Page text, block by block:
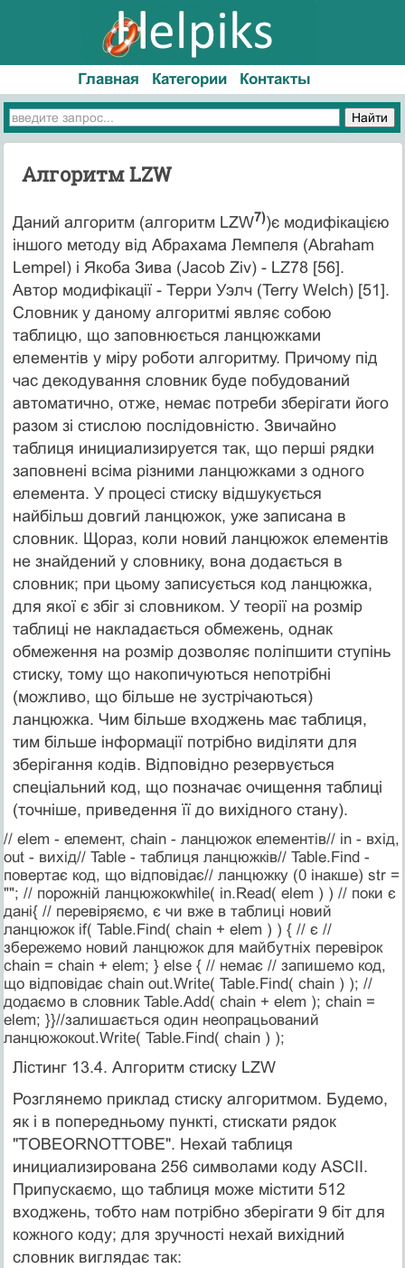
Главная Категории Контакты
Алгоритм LZW
Даний алгоритм (алгоритм LZW7))є модифікацією
іншого методу від Абрахама Лемпеля (Abraham
Lempel) і Якоба Зива (Jacob Ziv) - LZ78 [56].
Автор модифікації - Терри Уэлч (Terry Welch) [51].
Словник у даному алгоритмі являє собою
таблицю, що заповнюється ланцюжками
елементів у міру роботи алгоритму. Причому під
час декодування словник буде побудований
автоматично, отже, немає потреби зберігати його
разом зі стислою послідовністю. Звичайно
таблиця инициализируется так, що перші рядки
заповнені всіма різними ланцюжками з одного
елемента. У процесі стиску відшукується
найбільш довгий ланцюжок, уже записана в
словник. Щораз, коли новий ланцюжок елементів
не знайдений у словнику, вона додається в
словник; при цьому записується код ланцюжка,
для якої є збіг зі словником. У теорії на розмір
таблиці не накладається обмежень, однак
обмеження на розмір дозволяє поліпшити ступінь
стиску, тому що накопичуються непотрібні
(можливо, що більше не зустрічаються)
ланцюжка. Чим більше входжень має таблиця,
тим більше інформації потрібно виділяти для
зберігання кодів. Відповідно резервується
спеціальний код, що позначає очищення таблиці
(точніше, приведення її до вихідного стану).
// elem - елемент, chain - ланцюжок елементів// in - вхід,
out - вихід// Table - таблиця ланцюжків// Table.Find -
повертає код, що відповідає// ланцюжку (0 інакше) str =
""; // порожній ланцюжокwhile( in.Read( elem ) ) // поки є
дані{ // перевіряємо, є чи вже в таблиці новий
ланцюжок if( Table.Find( chain + elem ) ) { // є //
збережемо новий ланцюжок для майбутніх перевірок
chain = chain + elem; } else { // немає // запишемо код,
що відповідає chain out.Write( Table.Find( chain ) ); //
додаємо в словник Table.Add( chain + elem ); chain =
elem; }}//залишається один неопрацьований
ланцюжокout.Write( Table.Find( chain ) );
Лістинг 13.4. Алгоритм стиску LZW
Розглянемо приклад стиску алгоритмом. Будемо,
як і в попередньому пункті, стискати рядок
"TOBEORNOTTOBE". Нехай таблиця
инициализирована 256 символами коду ASCII.
Припускаємо, що таблиця може містити 512
входжень, тобто нам потрібно зберігати 9 біт для
кожного коду; для зручності нехай вихідний
словник виглядає так: